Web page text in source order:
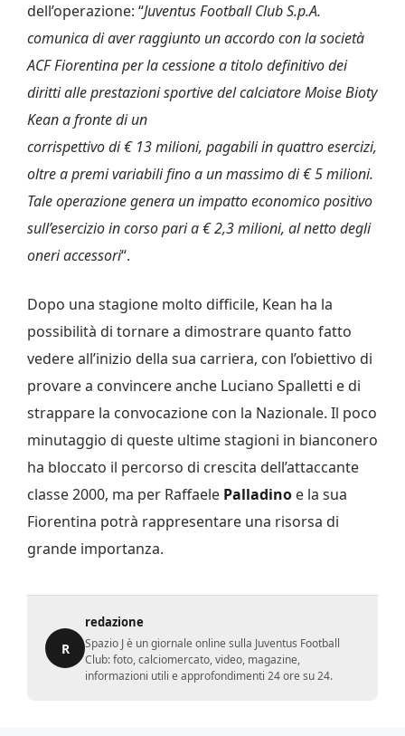
dell’operazione: “Juventus Football Club S.p.A.
comunica di aver raggiunto un accordo con la società
ACF Fiorentinaper la cessione a titolo definitivo dei
diritti alle prestazioni sportive del calciatore Moise Bioty
Kean a fronte di un
corrispettivo di € 13 milioni, pagabili in quattro esercizi,
oltre a premi variabili fino a un massimo di € 5 milioni.
Tale operazione genera un impatto economico positivo
sull’esercizio in corso pari a € 2,3 milioni, al netto degli
oneriaccessori“.
Dopo una stagione molto difficile, Kean ha la
possibilità di tornare a dimostrare quanto fatto
vedere all’inizio della sua carriera, con l’obiettivo di
provare a convincere anche Luciano Spalletti e di
strappare la convocazione con la Nazionale. Il poco
minutaggio di queste ultime stagioni in bianconero
ha bloccato il percorso di crescita dell’attaccante
classe 2000, ma per Raffaele Palladino e la sua
Fiorentina potrà rappresentare una risorsa di
grande importanza.
R
redazione
Spazio J è un giornale online sulla Juventus Football
Club: foto, calciomercato, video, magazine,
informazioni utili e approfondimenti 24 ore su 24.